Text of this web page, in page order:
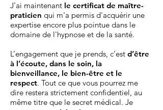
J'ai maintenant le certificat de maître-
praticien qui m'a permis d'acquérir une
expertise encore plus pointue dans le
domaine de l'hypnose et de la santé.
L’engagement que je prends, c’est d’être
à l’écoute, dans le soin, la
bienveillance, le bien-être et le
respect. Tout ce que vous pourrez me
dire restera strictement confidentiel, au
même titre que le secret médical. Je